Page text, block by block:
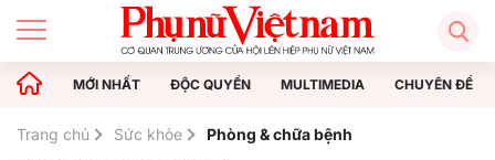
MỚI NHẤT ĐỘC QUYỀN MULTIMEDIA CHUYÊN ĐỀ
Trang chủ Sức khỏe
Phòng & chữa bệnh